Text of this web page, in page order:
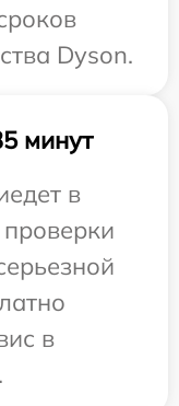
Dyson.
минут
в
в